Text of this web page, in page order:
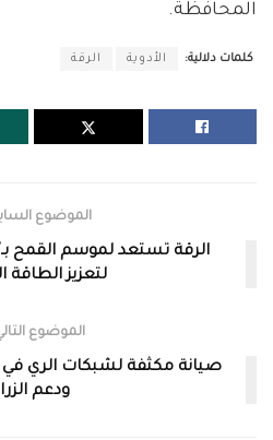
المحافظة.
كلمات دلالية: الأدوية الرقة
الموضوع
لتعزيز الطاقة
الموضوع
صيانة مكثفة لشبكات الري في
ودعم